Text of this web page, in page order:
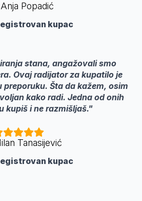
Anja Popadić
kupac
stana, angažovali smo
Ovaj radijator za kupatilo je
preporuku. Šta da kažem, osim
kako radi. Jedna od onih
kupiš i ne razmišljaš."
Tanasijević
kupac